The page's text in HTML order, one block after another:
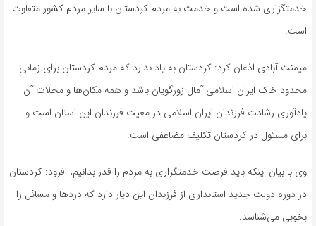
خدمتگزاری شده است و خدمت به مردم کردستان با سایر مردم کشور متفاوت
است.
میمنت آبادی اذعان کرد: کردستان به یاد ندارد که مردم کردستان برای زمانی
محدود خاک ایران اسلامی آمال زورگویان باشد و همه مکان‌ها و محلات آن
یادآوری رشادت فرزندان ایران اسلامی در معیت فرزندان این استان است و
برای مسئول در کردستان تکلیف مضاعفی است.
وی با بیان اینکه باید فرصت خدمتگزاری به مردم را قدر بدانیم، افزود: کردستان
در دوره دولت جدید استانداری از فرزندان این دیار دارد که دردها و مسائل را
بخوبی می‌شناسد.